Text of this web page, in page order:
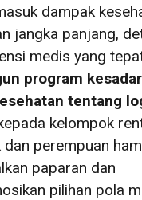
dampak
jangka panjang,
medis yang
program
tentang
kelompok
dan perempuan
paparan dan
pilihan pola